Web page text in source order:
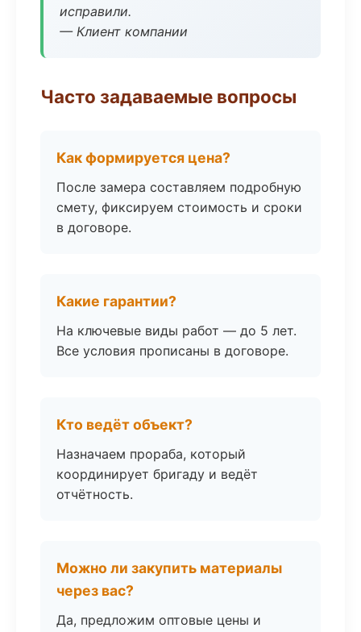
исправили.
— Клиент компании
Часто задаваемые вопросы
Как формируется цена?
После замера составляем подробную
смету, фиксируем стоимость и сроки
в договоре.
Какие гарантии?
На ключевые виды работ — до 5 лет.
Все условия прописаны в договоре.
Кто ведёт объект?
Назначаем прораба, который
координирует бригаду и ведёт
отчётность.
Можно ли закупить материалы
через вас?
Да, предложим оптовые цены и